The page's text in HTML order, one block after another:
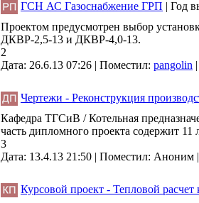
ГСН АС Газоснабжение ГРП | Год
Проектом предусмотрен выбор
ДКВР-2,5-13 и ДКВР-4,0-13.
2
Дата: 26.6.13 07:26 | Поместил: pangolin
Чертежи - Реконструкция
Кафедра ТГСиВ / Котельная
часть дипломного проекта содержит 11
3
Дата: 13.4.13 21:50 | Поместил: Аноним
Курсовой проект - Тепловой